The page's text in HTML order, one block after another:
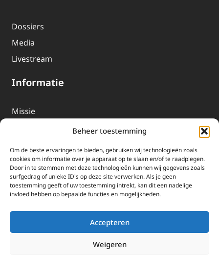
Beheer toestemming
Om de beste ervaringen te bieden, gebruiken wij technologieën zoals
cookies om informatie over je apparaat op te slaan en/of te raadplegen.
Door in te stemmen met deze technologieën kunnen wij gegevens zoals
surfgedrag of unieke ID's op deze site verwerken. Als je geen
toestemming geeft of uw toestemming intrekt, kan dit een nadelige
invloed hebben op bepaalde functies en mogelijkheden.
Accepteren
Weigeren
Dossiers
Media
Livestream
Informatie
Missie
EWTN-Team
Organisatiegegevens
Doneren
EWTN wordt uitsluitend gefinancierd door uw donaties.
Wij ontvangen bewust geen advertentie-inkomsten of